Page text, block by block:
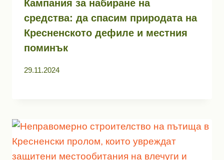
Кампания за набиране на
средства: да спасим природата на
Кресненското дефиле и местния
поминък
29.11.2024